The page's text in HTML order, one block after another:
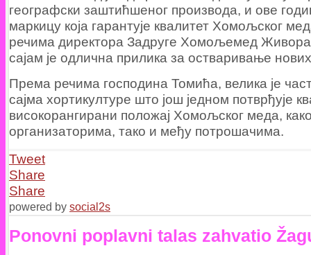
географски заштићшеног производа, и ове
маркицу која гарантује квалитет Хомољског
речима директора Задруге Хомољемед
сајам је одлична прилика за остваривање
Према речима господина Томића, велика је
сајма хортикултуре што још једном потврђује
високорангирани положај Хомољског меда,
организаторима, тако и међу потрошачима.
Tweet
Share
Share
powered by social2s
Ponovni poplavni talas zahvatio